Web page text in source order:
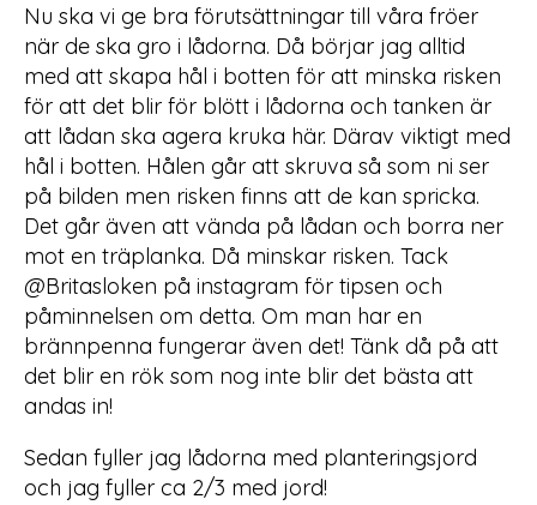
Nu ska vi ge bra förutsättningar till våra fröer
när de ska gro i lådorna. Då börjar jag alltid
med att skapa hål i botten för att minska risken
för att det blir för blött i lådorna och tanken är
att lådan ska agera kruka här. Därav viktigt med
hål i botten. Hålen går att skruva så som ni ser
på bilden men risken finns att de kan spricka.
Det går även att vända på lådan och borra ner
mot en träplanka. Då minskar risken. Tack
@Britasloken på instagram för tipsen och
påminnelsen om detta. Om man har en
brännpenna fungerar även det! Tänk då på att
det blir en rök som nog inte blir det bästa att
andas in!
Sedan fyller jag lådorna med planteringsjord
och jag fyller ca 2/3 med jord!